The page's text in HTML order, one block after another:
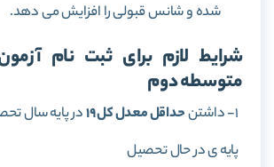
شده و شانس قبولی را افزایش می دهد.
شرایط لازم برای ثبت نام
متوسطه دوم
1- داشتن حداقل معدل کل 19 در پایه سال
پایه ی در حال تحصیل